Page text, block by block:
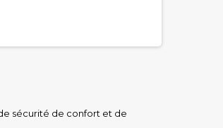
sécurité de confort et de